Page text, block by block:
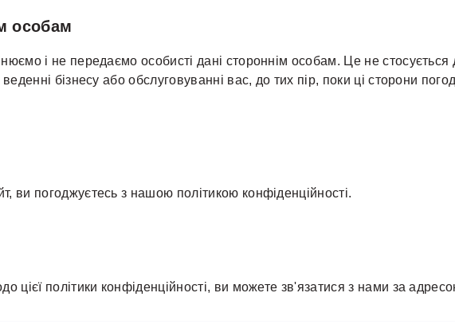
особам
і не передаємо особисті дані стороннім особам. Це не стосується
бізнесу або обслуговуванні вас, до тих пір, поки ці сторони
ви погоджуєтесь з нашою політикою конфіденційності.
цієї політики конфіденційності, ви можете зв'язатися з нами за